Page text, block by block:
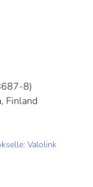
8)
Finland
Valolink